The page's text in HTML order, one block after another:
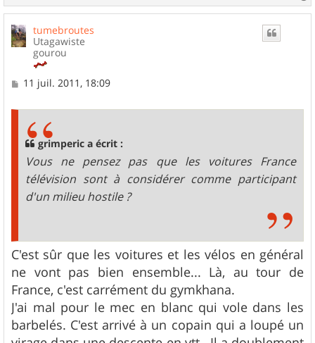
a
u
tumebroutes
Utagawiste
gourou
M11 juil. 2011, 18:09
grimperic a écrit :
Vous ne pensez pas que les voitures France
télévision sont à considérer comme participant
d'un milieu hostile ?
C'est sûr que les voitures et les vélos en général
ne vont pas bien ensemble... Là, au tour de
France, c'est carrément du gymkhana.
J'ai mal pour le mec en blanc qui vole dans les
barbelés. C'est arrivé à un copain qui a loupé un